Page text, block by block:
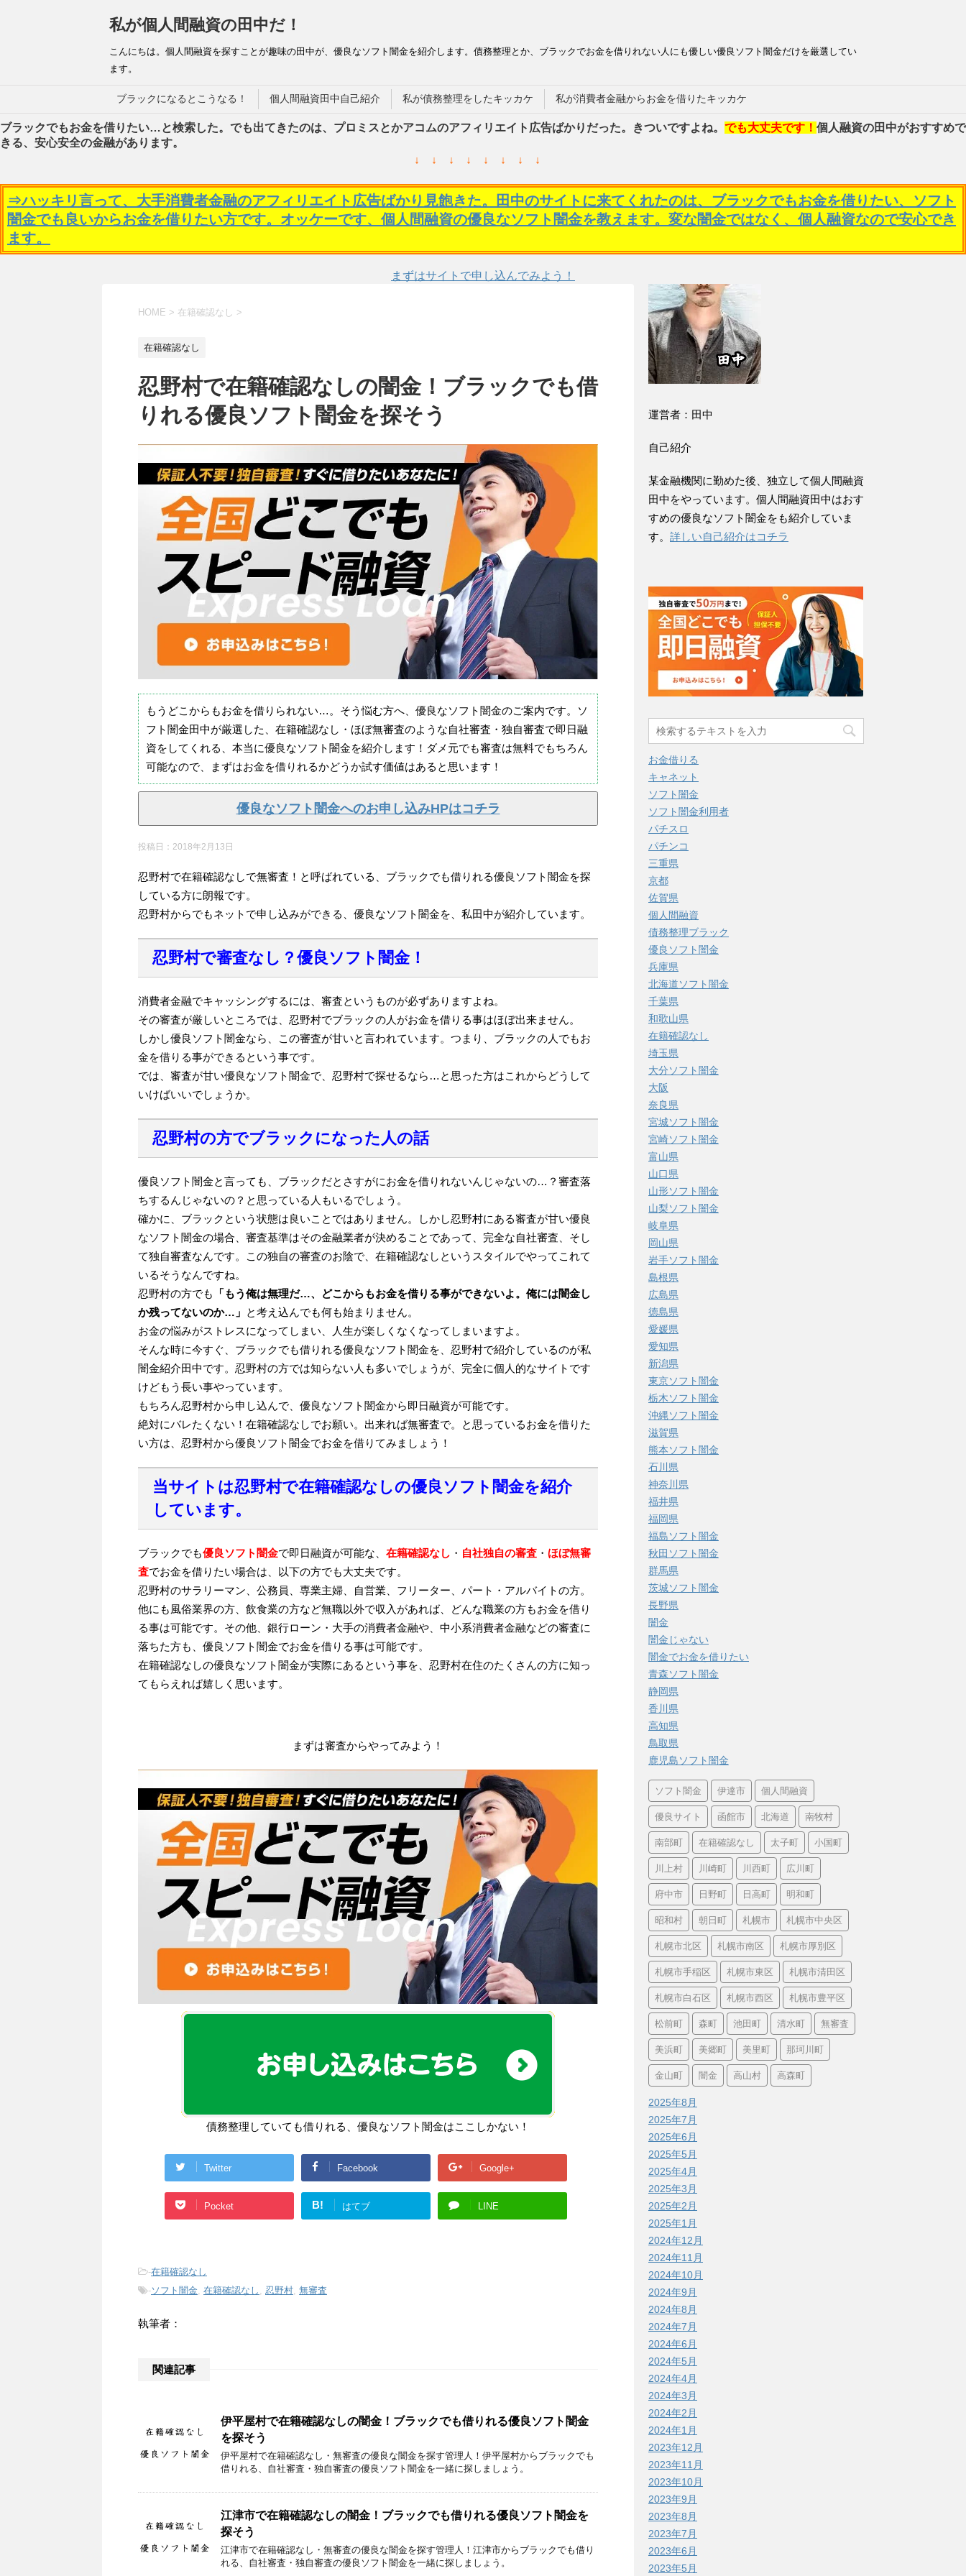
私が個人間融資の田中だ！
こんにちは。個人間融資を探すことが趣味の田中が、優良なソフト闇金を紹介します。債務整理とか、ブラックでお金を借りれない人にも優しい優良ソフト闇金だけを厳選してい
ます。
ブラックになるとこうなる！ 個人間融資田中自己紹介 私が債務整理をしたキッカケ 私が消費者金融からお金を借りたキッカケ
ブラックでもお金を借りたい…と検索した。でも出てきたのは、プロミスとかアコムのアフィリエイト広告ばかりだった。きついですよね。 でも大丈夫です！ 個人融資の田中がおすすめで
きる、安心安全の金融があります。
↓ ↓ ↓ ↓ ↓ ↓ ↓ ↓
⇒ハッキリ言って、大手消費者金融のアフィリエイト広告ばかり見飽きた。田中のサイトに来てくれたのは、ブラックでもお金を借りたい、ソフト
闇金でも良いからお金を借りたい方です。オッケーです、個人間融資の優良なソフト闇金を教えます。変な闇金ではなく、個人融資なので安心でき
ます。
まずはサイトで申し込んでみよう！
HOME > 在籍確認なし >
在籍確認なし
忍野村で在籍確認なしの闇金！ブラックでも借
りれる優良ソフト闇金を探そう
もうどこからもお金を借りられない…。そう悩む方へ、優良なソフト闇金のご案内です。ソ
フト闇金田中が厳選した、在籍確認なし・ほぼ無審査のような自社審査・独自審査で即日融
資をしてくれる、本当に優良なソフト闇金を紹介します！ダメ元でも審査は無料でもちろん
可能なので、まずはお金を借りれるかどうか試す価値はあると思います！
優良なソフト闇金へのお申し込みHPはコチラ
投稿日： 2018年2月13日
忍野村で在籍確認なしで無審査！と呼ばれている、ブラックでも借りれる優良ソフト闇金を探
している方に朗報です。
忍野村からでもネットで申し込みができる、優良なソフト闇金を、私田中が紹介しています。
忍野村で審査なし？優良ソフト闇金！
消費者金融でキャッシングするには、審査というものが必ずありますよね。
その審査が厳しいところでは、忍野村でブラックの人がお金を借りる事はほぼ出来ません。
しかし優良ソフト闇金なら、この審査が甘いと言われています。つまり、ブラックの人でもお
金を借りる事ができるという事です。
では、審査が甘い優良なソフト闇金で、忍野村で探せるなら…と思った方はこれからどうして
いけばいいでしょうか。
忍野村の方でブラックになった人の話
優良ソフト闇金と言っても、ブラックだとさすがにお金を借りれないんじゃないの…？審査落
ちするんじゃないの？と思っている人もいるでしょう。
確かに、ブラックという状態は良いことではありません。しかし忍野村にある審査が甘い優良
なソフト闇金の場合、審査基準はその金融業者が決めることであって、完全な自社審査、そし
て独自審査なんです。この独自の審査のお陰で、在籍確認なしというスタイルでやってこれて
いるそうなんですね。
忍野村の方でも
「もう俺は無理だ…、どこからもお金を借りる事ができないよ。俺には闇金し
か残ってないのか…」 と考え込んでも何も始まりません。
お金の悩みがストレスになってしまい、人生が楽しくなくなってしまいますよ。
そんな時に今すぐ、ブラックでも借りれる優良なソフト闇金を、忍野村で紹介しているのが私
闇金紹介田中です。忍野村の方では知らない人も多いでしょうが、完全に個人的なサイトです
けどもう長い事やっています。
もちろん忍野村から申し込んで、優良なソフト闇金から即日融資が可能です。
絶対にバレたくない！在籍確認なしでお願い。出来れば無審査で。と思っているお金を借りた
い方は、忍野村から優良ソフト闇金でお金を借りてみましょう！
当サイトは忍野村で在籍確認なしの優良ソフト闇金を紹介
しています。
ブラックでも優良ソフト闇金で即日融資が可能な、 在籍確認なし ・ 自社独自の審査 ・ ほぼ無審
査でお金を借りたい場合は、以下の方でも大丈夫です。
忍野村のサラリーマン、公務員、専業主婦、自営業、フリーター、パート・アルバイトの方。
他にも風俗業界の方、飲食業の方など無職以外で収入があれば、どんな職業の方もお金を借り
る事は可能です。その他、銀行ローン・大手の消費者金融や、中小系消費者金融などの審査に
落ちた方も、優良ソフト闇金でお金を借りる事は可能です。
在籍確認なしの優良なソフト闇金が実際にあるという事を、忍野村在住のたくさんの方に知っ
てもらえれば嬉しく思います。
まずは審査からやってみよう！
債務整理していても借りれる、優良なソフト闇金はここしかない！
Twitter Facebook Google+
Pocket B! はてブ LINE
-在籍確認なし
-ソフト闇金, 在籍確認なし , 忍野村, 無審査
執筆者：
関連記事
伊平屋村で在籍確認なしの闇金！ブラックでも借りれる優良ソフト闇金
を探そう
伊平屋村で在籍確認なし・無審査の優良な闇金を探す管理人！伊平屋村からブラックでも
借りれる、自社審査・独自審査の優良ソフト闇金を一緒に探しましょう。
江津市で在籍確認なしの闇金！ブラックでも借りれる優良ソフト闇金を
探そう
江津市で在籍確認なし・無審査の優良な闇金を探す管理人！江津市からブラックでも借り
れる、自社審査・独自審査の優良ソフト闇金を一緒に探しましょう。
運営者：田中
自己紹介
某金融機関に勤めた後、独立して個人間融資
田中をやっています。個人間融資田中はおす
すめの優良なソフト闇金をも紹介していま
す。 詳しい自己紹介はコチラ
お金借りる
キャネット
ソフト闇金
ソフト闇金利用者
パチスロ
パチンコ
三重県
京都
佐賀県
個人間融資
債務整理ブラック
優良ソフト闇金
兵庫県
北海道ソフト闇金
千葉県
和歌山県
在籍確認なし
埼玉県
大分ソフト闇金
大阪
奈良県
宮城ソフト闇金
宮崎ソフト闇金
富山県
山口県
山形ソフト闇金
山梨ソフト闇金
岐阜県
岡山県
岩手ソフト闇金
島根県
広島県
徳島県
愛媛県
愛知県
新潟県
東京ソフト闇金
栃木ソフト闇金
沖縄ソフト闇金
滋賀県
熊本ソフト闇金
石川県
神奈川県
福井県
福岡県
福島ソフト闇金
秋田ソフト闇金
群馬県
茨城ソフト闇金
長野県
闇金
闇金じゃない
闇金でお金を借りたい
青森ソフト闇金
静岡県
香川県
高知県
鳥取県
鹿児島ソフト闇金
ソフト闇金 伊達市 個人間融資
優良サイト 函館市 北海道 南牧村
南部町 在籍確認なし 太子町 小国町
川上村 川崎町 川西町 広川町
府中市 日野町 日高町 明和町
昭和村 朝日町 札幌市 札幌市中央区
札幌市北区 札幌市南区 札幌市厚別区
札幌市手稲区 札幌市東区 札幌市清田区
札幌市白石区 札幌市西区 札幌市豊平区
松前町 森町 池田町 清水町 無審査
美浜町 美郷町 美里町 那珂川町
金山町 闇金 高山村 高森町
2025年8月
2025年7月
2025年6月
2025年5月
2025年4月
2025年3月
2025年2月
2025年1月
2024年12月
2024年11月
2024年10月
2024年9月
2024年8月
2024年7月
2024年6月
2024年5月
2024年4月
2024年3月
2024年2月
2024年1月
2023年12月
2023年11月
2023年10月
2023年9月
2023年8月
2023年7月
2023年6月
2023年5月